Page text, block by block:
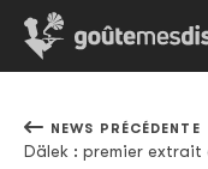
NEWS PRÉCÉDENTE